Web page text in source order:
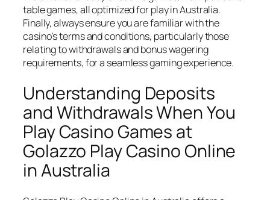
table games, all optimized for play in Australia.
Finally, always ensure you are familiar with the
casino’s terms and conditions, particularly those
relating to withdrawals and bonus wagering
requirements, for a seamless gaming experience.
Understanding Deposits
and Withdrawals When You
Play Casino Games at
Golazzo Play Casino Online
in Australia